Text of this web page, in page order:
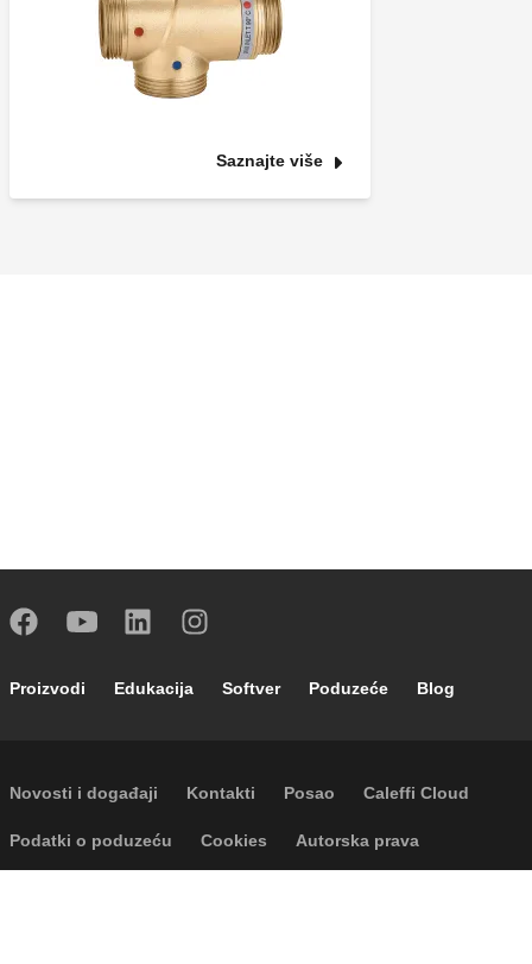
Saznajte više
Footer main navigation
Proizvodi Edukacija Softver Poduzeće Blog
Footer secondary navigation
Novosti i događaji Kontakti Posao Caleffi Cloud
Footer menu
Podatki o poduzeću Cookies Autorska prava